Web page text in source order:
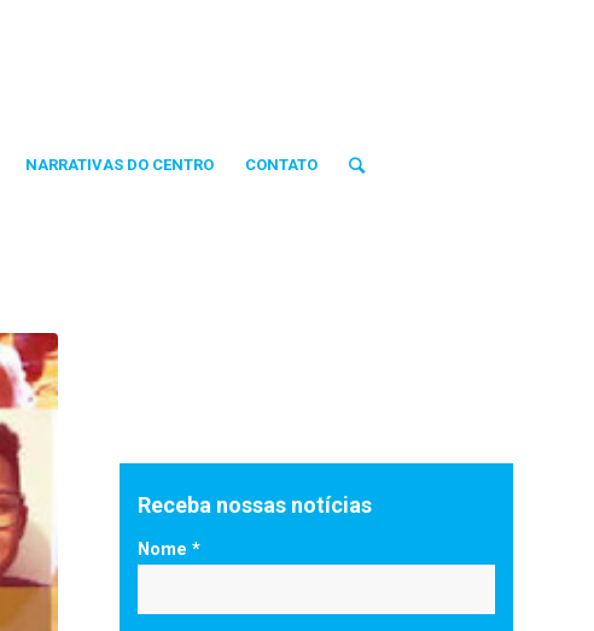
NARRATIVAS DO CENTRO CONTATO
Receba nossas notícias
Nome *